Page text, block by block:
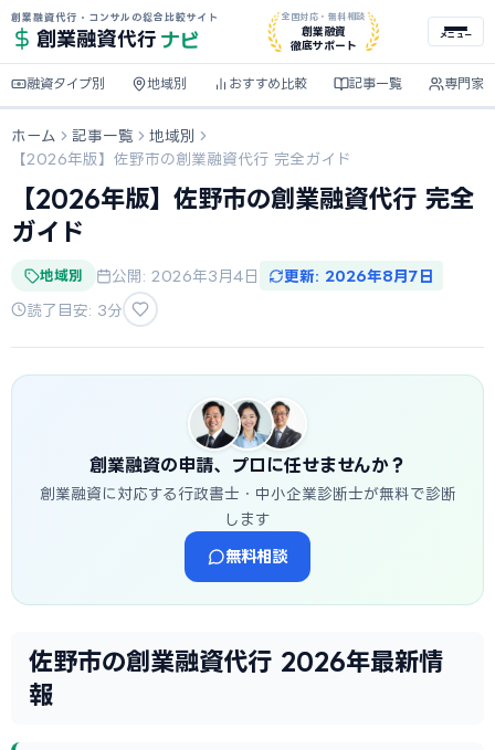
創業融資代行・コンサルの総合比較サイト
創業融資代行 ナビ
全国対応・無料相談
創業融資
徹底サポート
メニュー
融資タイプ別 地域別 おすすめ比較 記事一覧 専門家
ホーム 記事一覧
地域別
【2026年版】佐野市の創業融資代行 完全ガイド
【2026年版】佐野市の創業融資代行 完全
ガイド
地域別 公開: 2026年3月4日 更新: 2026年8月7日
読了目安: 3分
創業融資の申請、プロに任せませんか？
創業融資に対応する行政書士・中小企業診断士が無料で診断
します
無料相談
佐野市の創業融資代行 2026年最新情
報